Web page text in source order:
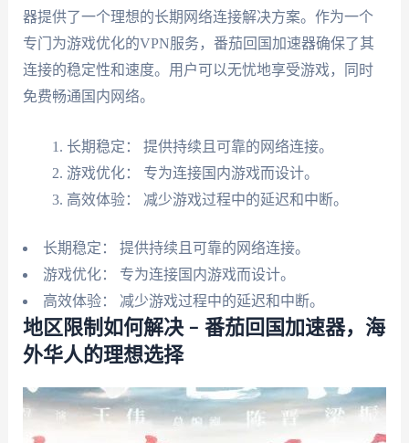
器提供了一个理想的长期网络连接解决方案。作为一个
专门为游戏优化的VPN服务，番茄回国加速器确保了其
连接的稳定性和速度。用户可以无忧地享受游戏，同时
免费畅通国内网络。
长期稳定： 提供持续且可靠的网络连接。
游戏优化： 专为连接国内游戏而设计。
高效体验： 减少游戏过程中的延迟和中断。
长期稳定： 提供持续且可靠的网络连接。
游戏优化： 专为连接国内游戏而设计。
高效体验： 减少游戏过程中的延迟和中断。
地区限制如何解决 – 番茄回国加速器，海
外华人的理想选择